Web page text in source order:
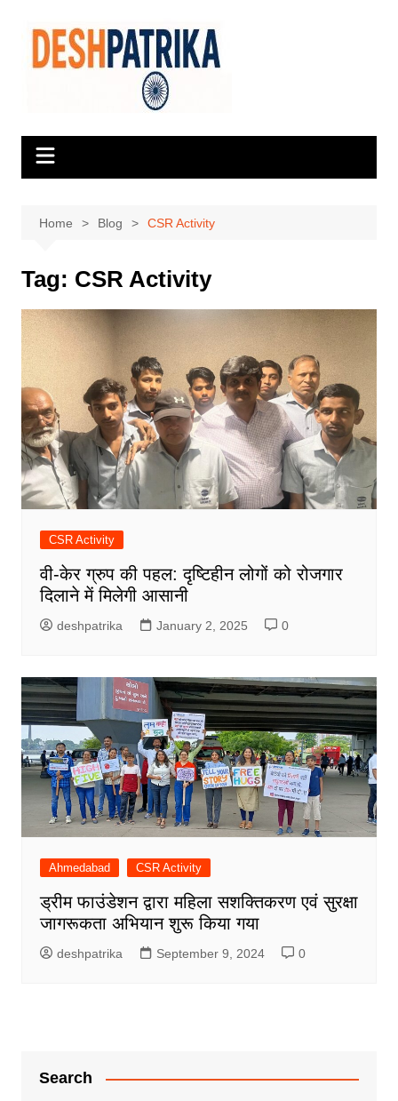
content
Home Blog CSR Activity
Tag: CSR Activity
CSR Activity
वी-केर ग्रुप की पहल: दृष्टिहीन लोगों को रोजगार
दिलाने में मिलेगी आसानी
deshpatrika January 2, 2025 0
Ahmedabad CSR Activity
ड्रीम फाउंडेशन द्वारा महिला सशक्तिकरण एवं सुरक्षा
जागरूकता अभियान शुरू किया गया
deshpatrika September 9, 2024 0
Search